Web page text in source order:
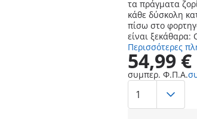
τα πράγματα
κάθε δύσκολη
πίσω στο
είναι ξεκάθαρα:
Περισσότερες
54,99 €
συμπερ. Φ.Π.Α.